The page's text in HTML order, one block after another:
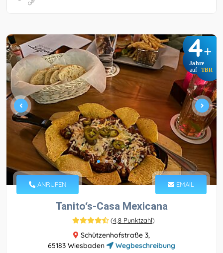
4+
Jahre
auf TBR
ANRUFEN EMAIL
Tanito‘s-Casa Mexicana
(4,8 Punktzahl)
Schützenhofstraße 3,
65183 Wiesbaden
Wegbeschreibung